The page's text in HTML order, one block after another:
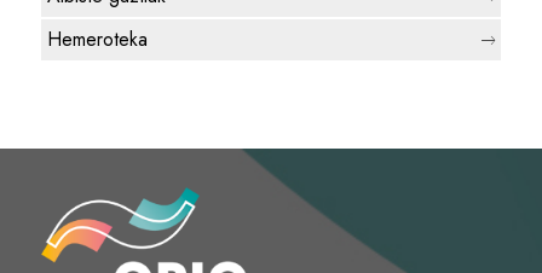
Hemeroteka